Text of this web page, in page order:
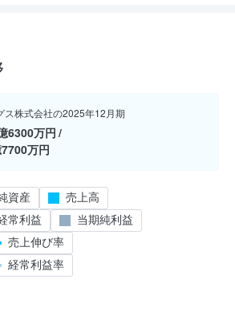
ス株式会社の2025年12月期
6300万円
万円
資産
売上高
常利益
当期純利益
売上伸び率
経常利益率